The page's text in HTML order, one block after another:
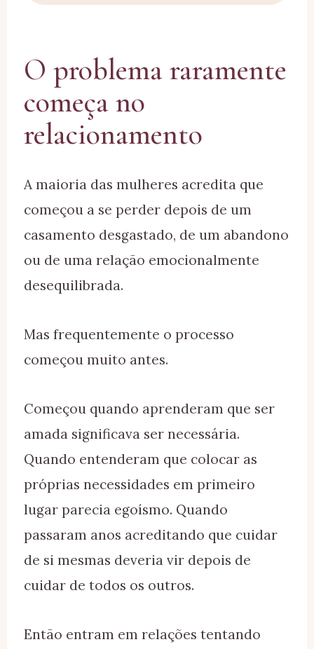
O problema raramente
começa no
relacionamento
A maioria das mulheres acredita que
começou a se perder depois de um
casamento desgastado, de um abandono
ou de uma relação emocionalmente
desequilibrada.
Mas frequentemente o processo
começou muito antes.
Começou quando aprenderam que ser
amada significava ser necessária.
Quando entenderam que colocar as
próprias necessidades em primeiro
lugar parecia egoísmo. Quando
passaram anos acreditando que cuidar
de si mesmas deveria vir depois de
cuidar de todos os outros.
Então entram em relações tentando